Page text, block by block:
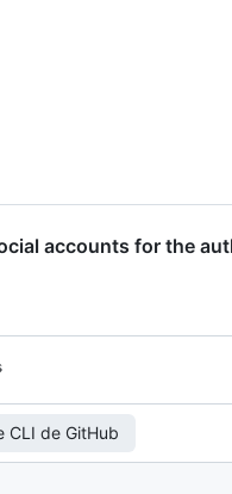
accounts for the
CLI de GitHub